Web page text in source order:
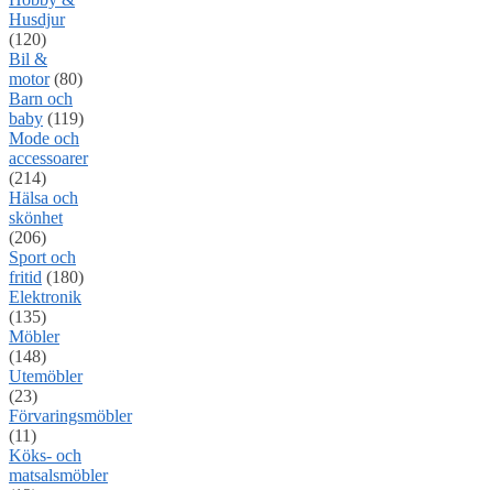
Husdjur
(120)
Bil &
motor (80)
Barn och
baby (119)
Mode och
accessoarer
(214)
Hälsa och
skönhet
(206)
Sport och
fritid (180)
Elektronik
(135)
Möbler
(148)
Utemöbler
(23)
Förvaringsmöbler
(11)
Köks- och
matsalsmöbler